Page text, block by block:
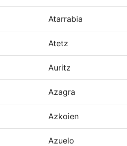
Atarrabia
Atetz
Auritz
Azagra
Azkoien
Azuelo